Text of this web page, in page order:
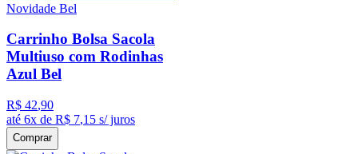
Novidade Bel
Carrinho Bolsa Sacola
Multiuso com Rodinhas
Azul Bel
R$ 42,90
até 6x de R$ 7,15 s/ juros
Comprar